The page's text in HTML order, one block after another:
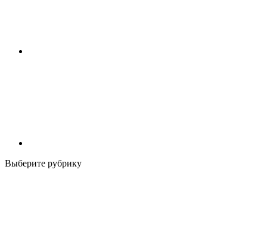
Выберите рубрику